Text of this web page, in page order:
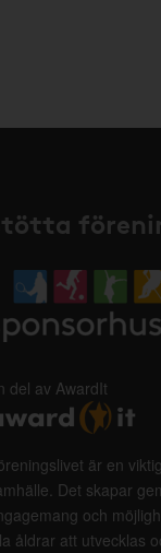
del av AwardIt
är en
Det skapar
och
åldrar att utvecklas